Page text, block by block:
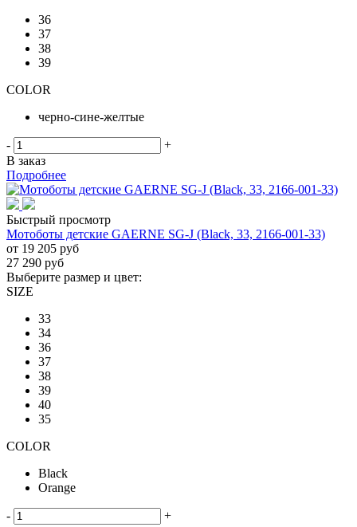
36
37
38
39
COLOR
черно-сине-желтые
-
+
В заказ
Подробнее
Быстрый просмотр
Мотоботы детские GAERNE SG-J (Black, 33, 2166-001-33)
от 19 205 руб
27 290 руб
Выберите размер и цвет:
SIZE
33
34
36
37
38
39
40
35
COLOR
Black
Orange
-
+